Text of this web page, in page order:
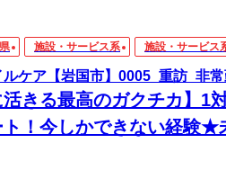
施設・サービス系 施設・サービス
ケア【岩国市】0005_重訪_非
活きる最高のガクチカ】1
ト！今しかできない経験★